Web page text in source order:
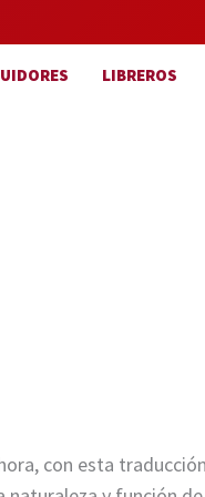
LIBREROS
con esta